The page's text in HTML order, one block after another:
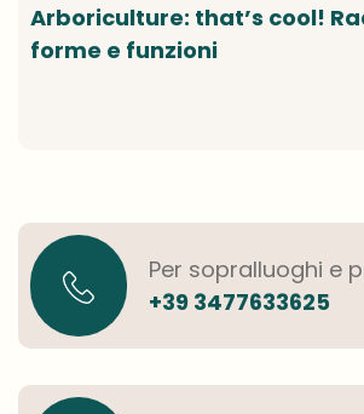
Arboriculture: that’s cool!
forme e funzioni
Per sopralluoghi e
+39 3477633625